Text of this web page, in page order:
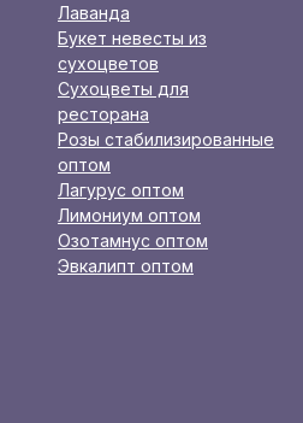
Лаванда
Букет невесты из
сухоцветов
Сухоцветы для
ресторана
Розы стабилизированные
оптом
Лагурус оптом
Лимониум оптом
Озотамнус оптом
Эвкалипт оптом